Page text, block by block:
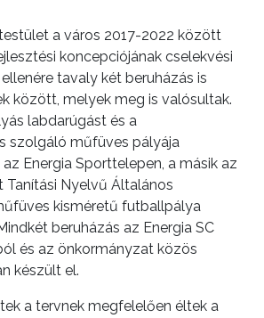
a város 2017-2022 között
koncepciójának cselekvési
tavaly két beruházás is
között, melyek meg is valósultak.
labdarúgást és a
szolgáló műfüves pályája
Energia Sporttelepen, a másik az
Tanítási Nyelvű Általános
kisméretű futballpálya
beruházás az Energia SC
és az önkormányzat közös
készült el.
a tervnek megfelelően éltek a